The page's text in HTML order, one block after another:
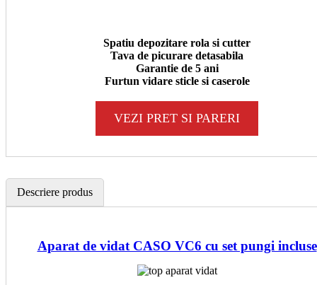
Spatiu depozitare rola si cutter
Tava de picurare detasabila
Garantie de 5 ani
Furtun vidare sticle si caserole
VEZI PRET SI PARERI
Descriere produs
Aparat de vidat CASO VC6 cu set pungi incluse